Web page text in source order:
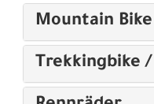
Mountain
Trekkingbike /